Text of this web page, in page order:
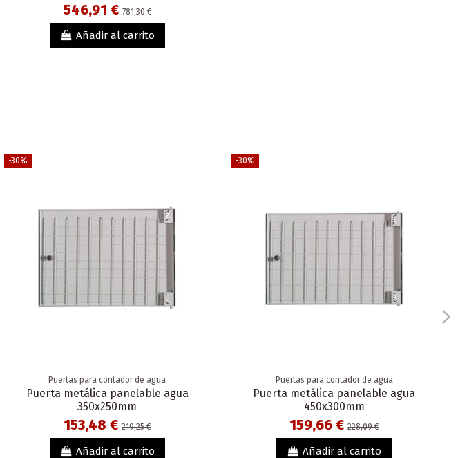
546,91 €781,30 €
Añadir al carrito
-30%
Puertas para contador de agua
Puerta metálica panelable agua
350x250mm
153,48 €219,25 €
Añadir al carrito
-30%
Puertas para contador de agua
Puerta metálica panelable agua
450x300mm
159,66 €228,09 €
Añadir al carrito